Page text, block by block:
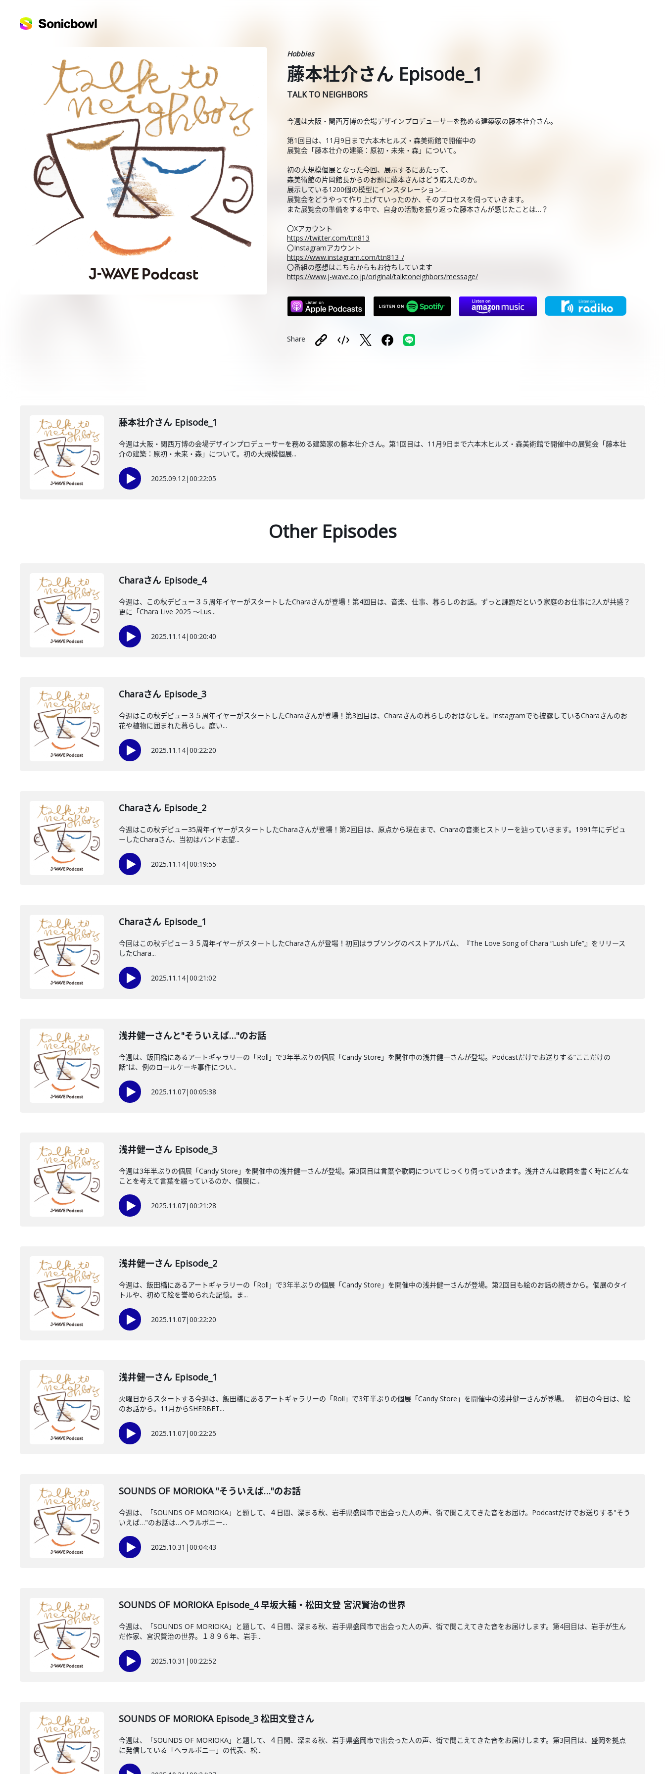
Hobbies
藤本壮介さん Episode_1
TALK TO NEIGHBORS
今週は大阪・関西万博の会場デザインプロデューサーを務める建築家の藤本壮介さん。
第1回目は、11月9日まで六本木ヒルズ・森美術館で開催中の
展覧会「藤本壮介の建築：原初・未来・森」について。
初の大規模個展となった今回、展示するにあたって、
森美術館の片岡館長からのお題に藤本さんはどう応えたのか。
展示している1200個の模型にインスタレーション…
展覧会をどうやって作り上げていったのか、そのプロセスを伺っていきます。
また展覧会の準備をする中で、自身の活動を振り返った藤本さんが感じたことは…？
〇Xアカウント
https://twitter.com/ttn813
〇Instagramアカウント
https://www.instagram.com/ttn813_/
〇番組の感想はこちらからもお待ちしています
https://www.j-wave.co.jp/original/talktoneighbors/message/
Share
藤本壮介さん Episode_1
今週は大阪・関西万博の会場デザインプロデューサーを務める建築家の藤本壮介さん。第1回目は、11月9日まで六本木ヒルズ・森美術館で開催中の展覧会「藤本壮
介の建築：原初・未来・森」について。初の大規模個展...
2025.09.12|00:22:05
Other Episodes
Charaさん Episode_4
今週は、この秋デビュー３５周年イヤーがスタートしたCharaさんが登場！第4回目は、音楽、仕事、暮らしのお話。ずっと課題だという家庭のお仕事に2人が共感？
更に「Chara Live 2025 〜Lus...
2025.11.14|00:20:40
Charaさん Episode_3
今週はこの秋デビュー３５周年イヤーがスタートしたCharaさんが登場！第3回目は、Charaさんの暮らしのおはなしを。Instagramでも披露しているCharaさんのお
花や植物に囲まれた暮らし。庭い...
2025.11.14|00:22:20
Charaさん Episode_2
今週はこの秋デビュー35周年イヤーがスタートしたCharaさんが登場！第2回目は、原点から現在まで、Charaの音楽ヒストリーを辿っていきます。1991年にデビュ
ーしたCharaさん、当初はバンド志望...
2025.11.14|00:19:55
Charaさん Episode_1
今回はこの秋デビュー３５周年イヤーがスタートしたCharaさんが登場！初回はラブソングのベストアルバム、『The Love Song of Chara “Lush Life”』をリリース
したChara...
2025.11.14|00:21:02
浅井健一さんと"そういえば…"のお話
今週は、飯田橋にあるアートギャラリーの「Roll」で3年半ぶりの個展「Candy Store」を開催中の浅井健一さんが登場。Podcastだけでお送りする”ここだけの
話”は、例のロールケーキ事件につい...
2025.11.07|00:05:38
浅井健一さん Episode_3
今週は3年半ぶりの個展「Candy Store」を開催中の浅井健一さんが登場。第3回目は言葉や歌詞についてじっくり伺っていきます。浅井さんは歌詞を書く時にどんな
ことを考えて言葉を綴っているのか、個展に...
2025.11.07|00:21:28
浅井健一さん Episode_2
今週は、飯田橋にあるアートギャラリーの「Roll」で3年半ぶりの個展「Candy Store」を開催中の浅井健一さんが登場。第2回目も絵のお話の続きから。個展のタイ
トルや、初めて絵を誉められた記憶。ま...
2025.11.07|00:22:20
浅井健一さん Episode_1
火曜日からスタートする今週は、飯田橋にあるアートギャラリーの「Roll」で3年半ぶりの個展「Candy Store」を開催中の浅井健一さんが登場。 初日の今日は、絵
のお話から。11月からSHERBET...
2025.11.07|00:22:25
SOUNDS OF MORIOKA "そういえば…"のお話
今週は、「SOUNDS OF MORIOKA」と題して、４日間、深まる秋、岩手県盛岡市で出会った人の声、街で聞こえてきた音をお届け。Podcastだけでお送りする"そう
いえば…"のお話は…へラルボニー...
2025.10.31 |00:04:43
SOUNDS OF MORIOKA Episode_4 早坂大輔・松田文登 宮沢賢治の世界
今週は、「SOUNDS OF MORIOKA」と題して、４日間、深まる秋、岩手県盛岡市で出会った人の声、街で聞こえてきた音をお届けします。第4回目は、岩手が生ん
だ作家、宮沢賢治の世界。１８９６年、岩手...
2025.10.31 |00:22:52
SOUNDS OF MORIOKA Episode_3 松田文登さん
今週は、「SOUNDS OF MORIOKA」と題して、４日間、深まる秋、岩手県盛岡市で出会った人の声、街で聞こえてきた音をお届けします。第3回目は、盛岡を拠点
に発信している「へラルボニー」の代表、松...